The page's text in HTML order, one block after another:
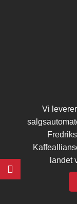
Vi
landet